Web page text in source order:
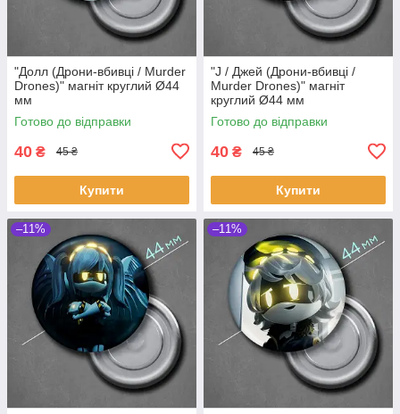
"Долл (Дрони-вбивці / Murder
Drones)" магніт круглий Ø44
мм
Готово до відправки
40 ₴ 45 ₴
Купити
"J / Джей (Дрони-вбивці /
Murder Drones)" магніт
круглий Ø44 мм
Готово до відправки
40 ₴ 45 ₴
Купити
–11% –11%